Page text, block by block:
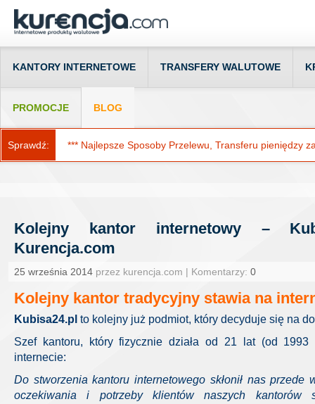
KANTORY INTERNETOWE TRANSFERY WALUTOWE
PROMOCJE BLOG
Sprawdź: *** Najlepsze Sposoby Przelewu, Transferu pieniędzy
Kolejny kantor internetowy –
Kurencja.com
25 września 2014 przez kurencja.com | Komentarzy: 0
Kolejny kantor tradycyjny stawia na
Kubisa24.pl to kolejny już podmiot, który decyduje się na
Szef kantoru, który fizycznie działa od 21 lat (od
internecie:
Do stworzenia kantoru internetowego skłonił nas przede
oczekiwania i potrzeby klientów naszych kantorów